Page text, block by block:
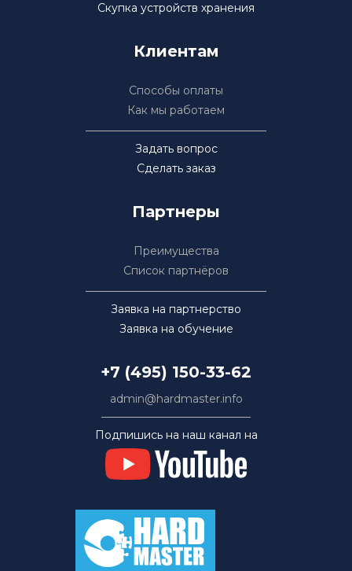
Скупка устройств хранения
Клиентам
Способы оплаты
Как мы работаем
Задать вопрос
Сделать заказ
Партнеры
Преимущества
Список партнёров
Заявка на партнерство
Заявка на обучение
+7 (495) 150-33-62
admin@hardmaster.info
Подпишись на наш канал на